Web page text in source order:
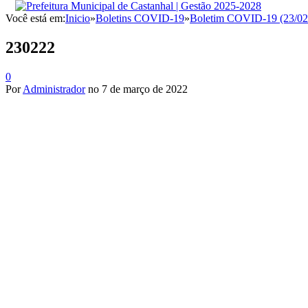
Você está em:Inicio»Boletins COVID-19»Boletim COVID-19 (23/
230222
0
PorAdministrador no 7 de março de 2022